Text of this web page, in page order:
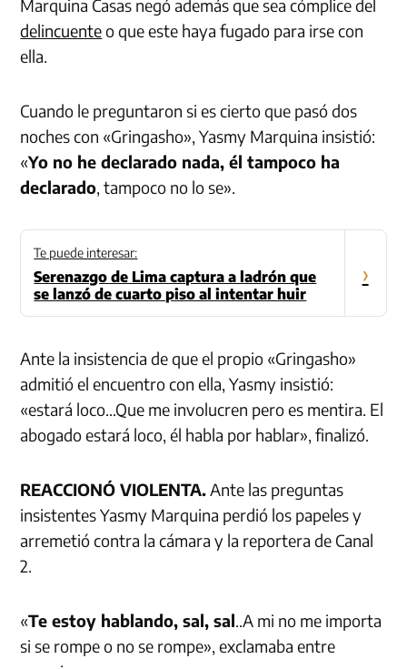
Marquina Casas negó además que sea cómplice del
delincuenteo que este haya fugado para irse con
ella.
Cuando le preguntaron si es cierto que pasó dos
noches con «Gringasho», Yasmy Marquina insistió:
«Yo no he declarado nada, él tampoco ha
declarado, tampoco no lo se».
Te puede interesar:
Serenazgo de Lima captura a ladrón que
se lanzó de cuarto piso al intentar huir
›
Ante la insistencia de que el propio «Gringasho»
admitió el encuentro con ella, Yasmy insistió:
«estará loco…Que me involucren pero es mentira. El
abogado estará loco, él habla por hablar», finalizó.
REACCIONÓ VIOLENTA.Ante las preguntas
insistentes Yasmy Marquina perdió los papeles y
arremetió contra la cámara y la reportera de Canal
2.
«Te estoy hablando, sal, sal..A mi no me importa
si se rompe o no se rompe», exclamaba entre